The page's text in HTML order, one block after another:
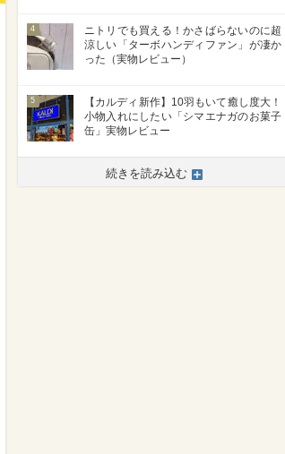
4
ニトリでも買える！かさばらないのに超
涼しい「ターボハンディファン」が凄か
った（実物レビュー）
5
【カルディ新作】10羽もいて癒し度大！
小物入れにしたい「シマエナガのお菓子
缶」実物レビュー
続きを読み込む